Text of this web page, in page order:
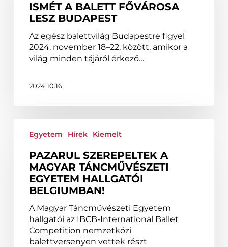
Budapest
ISMÉT A BALETT FŐVÁROSA
LESZ BUDAPEST
Az egész balettvilág Budapestre figyel
2024. november 18–22. között, amikor a
világ minden tájáról érkező…
2024.10.16.
szerepeltek
Magyar
Táncművészeti
Egyetem
hallgatói
Egyetem Hírek Kiemelt
PAZARUL SZEREPELTEK A
MAGYAR TÁNCMŰVÉSZETI
EGYETEM HALLGATÓI
BELGIUMBAN!
A Magyar Táncművészeti Egyetem
hallgatói az IBCB-International Ballet
Competition nemzetközi
balettversenyen vettek részt